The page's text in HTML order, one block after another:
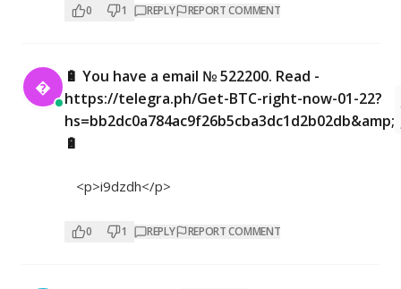
0 1 REPLY REPORT COMMENT

🔋 You have a email № 522200. Read -
https://telegra.ph/Get-BTC-right-now-01-22?
hs=bb2dc0a784ac9f26b5cba3dc1d2b02db&amp;
🔋
<p>i9dzdh</p>
0 1 REPLY REPORT COMMENT